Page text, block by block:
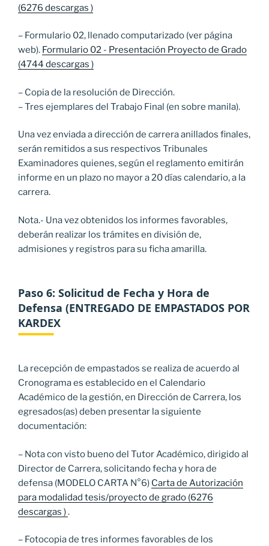
(6276 descargas )
– Formulario 02, llenado computarizado (ver página
web). Formulario 02 - Presentación Proyecto de Grado
(4744 descargas )
– Copia de la resolución de Dirección.
– Tres ejemplares del Trabajo Final (en sobre manila).
Una vez enviada a dirección de carrera anillados finales,
serán remitidos a sus respectivos Tribunales
Examinadores quienes, según el reglamento emitirán
informe en un plazo no mayor a 20 días calendario, a la
carrera.
Nota.- Una vez obtenidos los informes favorables,
deberán realizar los trámites en división de,
admisiones y registros para su ficha amarilla.
Paso 6: Solicitud de Fecha y Hora de
Defensa (ENTREGADO DE EMPASTADOS POR
KARDEX
La recepción de empastados se realiza de acuerdo al
Cronograma es establecido en el Calendario
Académico de la gestión, en Dirección de Carrera, los
egresados(as) deben presentar la siguiente
documentación:
– Nota con visto bueno del Tutor Académico, dirigido al
Director de Carrera, solicitando fecha y hora de
defensa (MODELO CARTA N°6) Carta de Autorización
para modalidad tesis/proyecto de grado (6276
descargas ).
– Fotocopia de tres informes favorables de los